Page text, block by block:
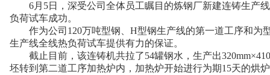
6月5日，深受公司全体员工瞩目的炼钢厂新建连铸生产线
负荷试车成功。
作为公司120万吨型钢、H型钢生产线的第一道工序和为
生产线全线热负荷试车提供有力的保证。
截止目前，该连铸机共拉了54罐钢水，生产出
坯转到第二道工序加热炉内，加热炉开始进行为期15天的烘